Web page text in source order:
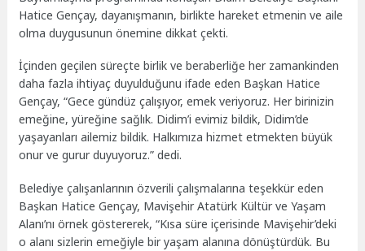
Hatice Gençay, dayanışmanın, birlikte hareket etmenin ve aile
olma duygusunun önemine dikkat çekti.
İçinden geçilen süreçte birlik ve beraberliğe her zamankinden
daha fazla ihtiyaç duyulduğunu ifade eden Başkan Hatice
Gençay, “Gece gündüz çalışıyor, emek veriyoruz. Her birinizin
emeğine, yüreğine sağlık. Didim’i evimiz bildik, Didim’de
yaşayanları ailemiz bildik. Halkımıza hizmet etmekten büyük
onur ve gurur duyuyoruz.” dedi.
Belediye çalışanlarının özverili çalışmalarına teşekkür eden
Başkan Hatice Gençay, Mavişehir Atatürk Kültür ve Yaşam
Alanı’nı örnek göstererek, “Kısa süre içerisinde Mavişehir’deki
o alanı sizlerin emeğiyle bir yaşam alanına dönüştürdük. Bu